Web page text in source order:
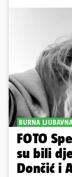
BURNA
FOTO
su bili
Dončić i